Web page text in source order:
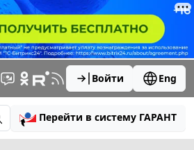
Войти Eng
Перейти в систему ГАРАНТ